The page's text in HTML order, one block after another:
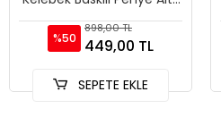
%50
898,00 TL
449,00 TL
SEPETE EKLE